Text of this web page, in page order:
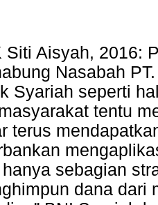
Siti Aisyah, 2016:
Nasabah
Syariah seperti
tentu
terus
sebagian
dana dari